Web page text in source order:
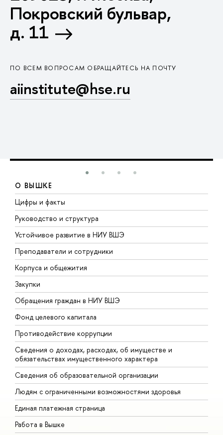
Покровский бульвар,
д. 11
ПО ВСЕМ ВОПРОСАМ ОБРАЩАЙТЕСЬ НА ПОЧТУ
aiinstitute@hse.ru
О ВЫШКЕ
Цифры и факты
Руководство и структура
Устойчивое развитие в НИУ ВШЭ
Преподаватели и сотрудники
Корпуса и общежития
Закупки
Обращения граждан в НИУ ВШЭ
Фонд целевого капитала
Противодействие коррупции
Сведения о доходах, расходах, об имуществе и
обязательствах имущественного характера
Сведения об образовательной организации
Людям с ограниченными возможностями здоровья
Единая платежная страница
Работа в Вышке